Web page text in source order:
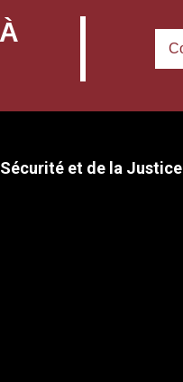
et de la Justice